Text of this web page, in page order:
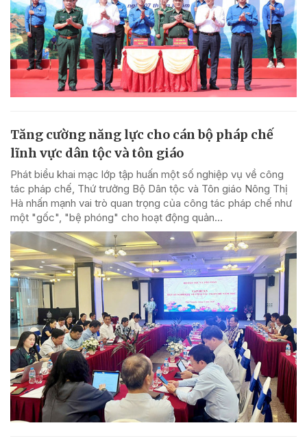
Tăng cường năng lực cho cán bộ pháp chế
lĩnh vực dân tộc và tôn giáo
Phát biểu khai mạc lớp tập huấn một số nghiệp vụ về công
tác pháp chế, Thứ trưởng Bộ Dân tộc và Tôn giáo Nông Thị
Hà nhấn mạnh vai trò quan trọng của công tác pháp chế như
một "gốc", "bệ phóng" cho hoạt động quản...